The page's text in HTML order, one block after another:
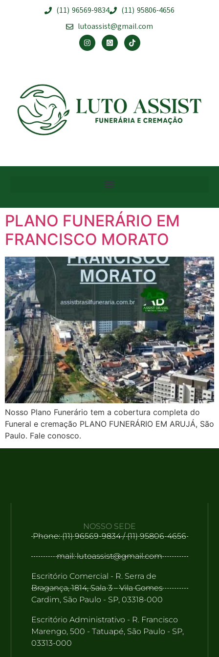
(11) 96569-9834
(11) 95806-4656
lutoassist@gmail.com
PLANO FUNERÁRIO EM
FRANCISCO MORATO
Nosso Plano Funerário tem a cobertura completa do
Funeral e cremação PLANO FUNERÁRIO EM ARUJÁ, São
Paulo. Fale conosco.
NOSSO SEDE
Phone: (11) 96569-9834 / (11) 95806-4656
mail: lutoassist@gmail.com
Escritório Comercial - R. Serra de
Bragança, 1814, Sala 3 - Vila Gomes
Cardim, São Paulo - SP, 03318-000
Escritório Administrativo - R. Francisco
Marengo, 500 - Tatuapé, São Paulo - SP,
03313-000